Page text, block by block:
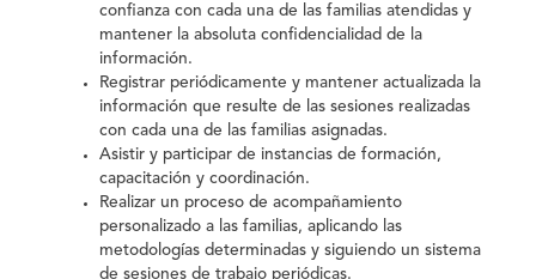
confianza con cada una de las familias atendidas y
mantener la absoluta confidencialidad de la
información.
Registrar periódicamente y mantener actualizada la
información que resulte de las sesiones realizadas
con cada una de las familias asignadas.
Asistir y participar de instancias de formación,
capacitación y coordinación.
Realizar un proceso de acompañamiento
personalizado a las familias, aplicando las
metodologías determinadas y siguiendo un sistema
de sesiones de trabajo periódicas.